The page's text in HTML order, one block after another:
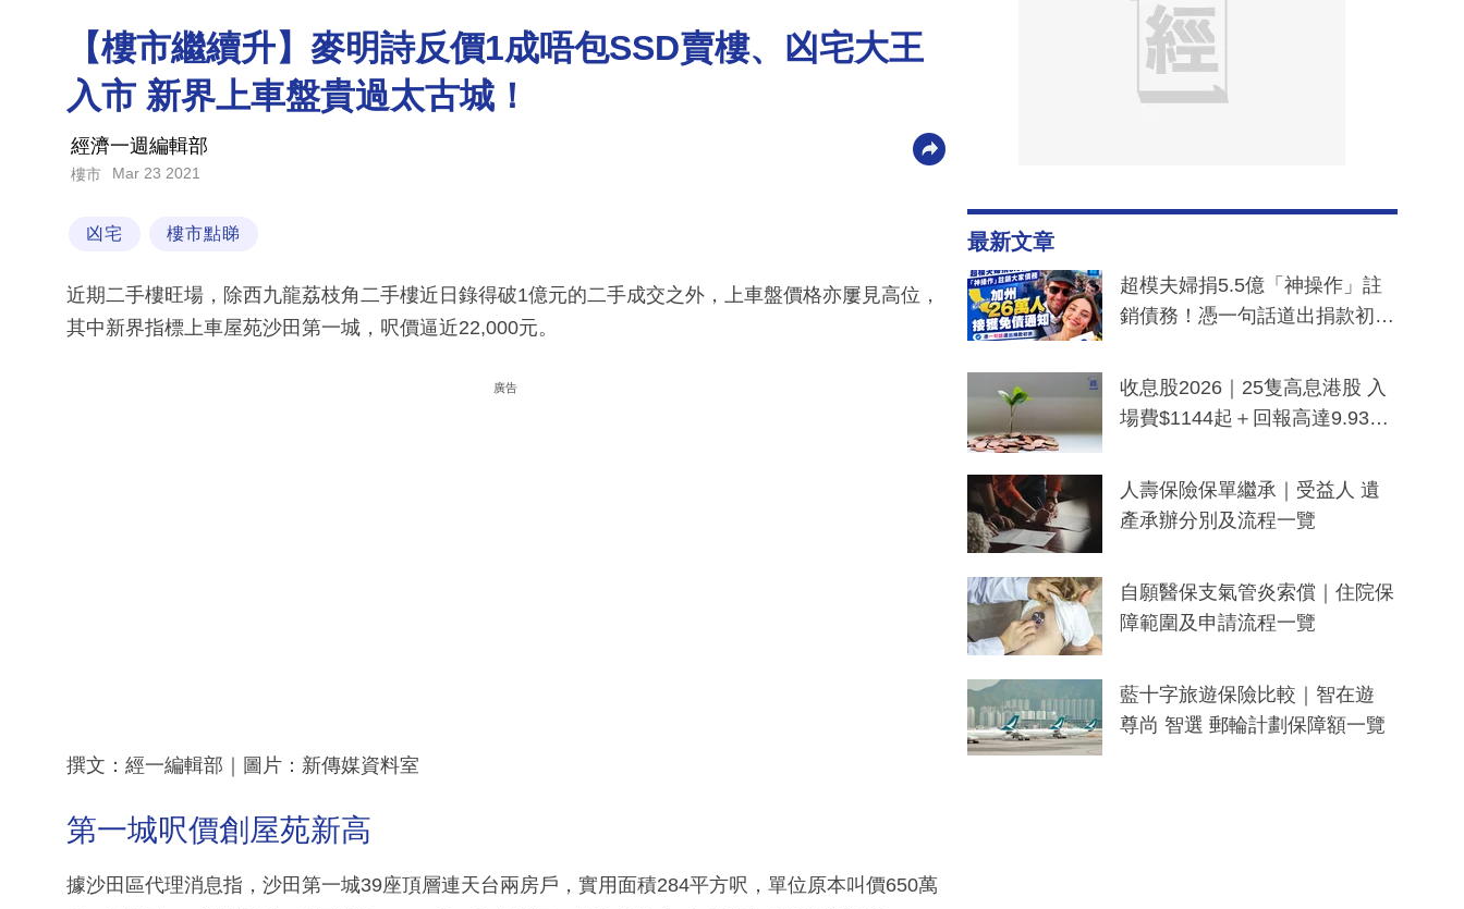
【樓市繼續升】麥明詩反價1成唔包SSD賣樓、凶宅大王
入市 新界上車盤貴過太古城！
經濟一週編輯部
樓市 Mar 23 2021
凶宅 樓市點睇
近期二手樓旺場，除西九龍荔枝角二手樓近日錄得破1億元的二手成交之外，上車盤價格亦屢見高位，
其中新界指標上車屋苑沙田第一城，呎價逼近22,000元。
廣告
撰文：經一編輯部｜圖片：新傳媒資料室
第一城呎價創屋苑新高
據沙田區代理消息指，沙田第一城39座頂層連天台兩房戶，實用面積284平方呎，單位原本叫價650萬
最新文章
超模夫婦捐5.5億「神操作」註
銷債務！憑一句話道出捐款初
一度被誤當詐騙手段
收息股2026｜25隻高息港股 入
場費$1144起＋回報高達9.93
人壽保險保單繼承｜受益人 遺
產承辦分別及流程一覽
自願醫保支氣管炎索償｜住院保
障範圍及申請流程一覽
藍十字旅遊保險比較｜智在遊
尊尚 智選 郵輪計劃保障額一覽